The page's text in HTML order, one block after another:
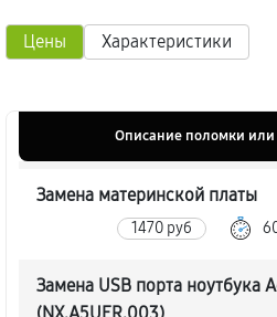
Цены Характеристики
Описание поломки или
Замена материнской платы
1470 руб
Замена USB порта ноутбука